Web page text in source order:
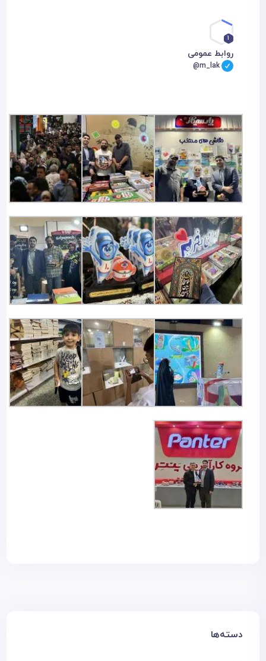
1
روابط عمومی
@m_lak
دسته‌ها